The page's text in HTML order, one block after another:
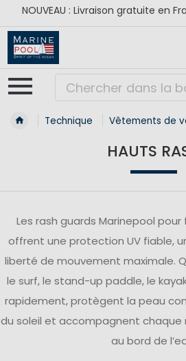
NOUVEAU : Livraison gratuite en
Technique Vêtements de
HAUTS
Les rash guards Marinepool
offrent une protection UV fiable,
liberté de mouvement maximale.
le surf, le stand-up paddle, le
rapidement, protègent la peau
du soleil et accompagnent chaque
au bord de